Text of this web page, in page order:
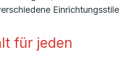
Einrichtungsstile
für jeden